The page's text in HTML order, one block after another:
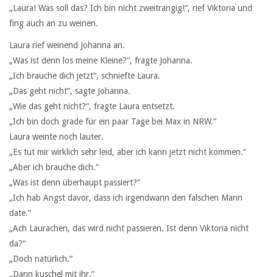
„Laura! Was soll das? Ich bin nicht zweitrangig!“, rief Viktoria und
fing auch an zu weinen.
Laura rief weinend Johanna an.
„Was ist denn los meine Kleine?“, fragte Johanna.
„Ich brauche dich jetzt“, schniefte Laura.
„Das geht nicht“, sagte Johanna.
„Wie das geht nicht?“, fragte Laura entsetzt.
„Ich bin doch grade für ein paar Tage bei Max in NRW.“
Laura weinte noch lauter.
„Es tut mir wirklich sehr leid, aber ich kann jetzt nicht kommen.“
„Aber ich brauche dich.“
„Was ist denn überhaupt passiert?“
„Ich hab Angst davor, dass ich irgendwann den falschen Mann
date.“
„Ach Laurachen, das wird nicht passieren. Ist denn Viktoria nicht
da?“
„Doch natürlich.“
„Dann kuschel mit ihr.“